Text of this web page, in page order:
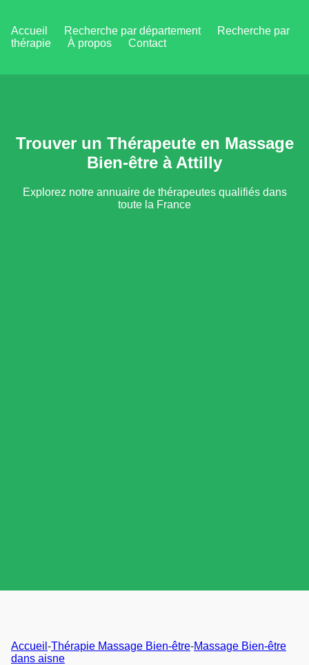
Accueil Recherche par département
Recherche par
thérapie
À propos Contact
Trouver un Thérapeute en Massage
Bien-être à Attilly
Explorez notre annuaire de thérapeutes qualifiés dans
toute la France
Accueil -Thérapie Massage Bien-être-Massage Bien-être
dans aisne